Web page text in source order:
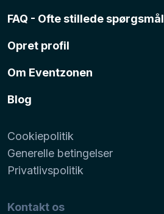
FAQ - Ofte stillede spørgsmål
Opret profil
Om Eventzonen
Blog
Cookiepolitik
Generelle betingelser
Privatlivspolitik
Kontakt os